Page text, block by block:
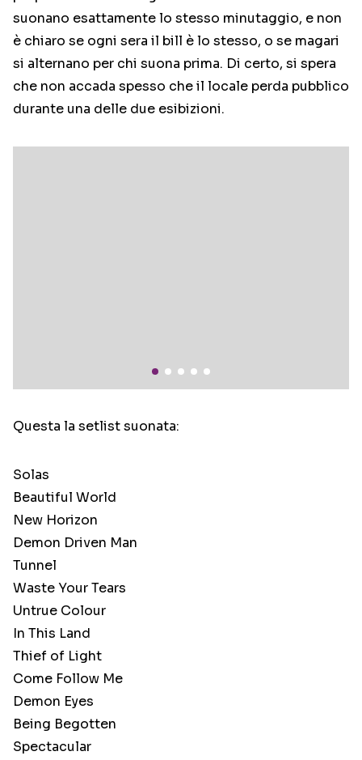
suonano esattamente lo stesso minutaggio, e non
è chiaro se ogni sera il bill è lo stesso, o se magari
si alternano per chi suona prima. Di certo, si spera
che non accada spesso che il locale perda pubblico
durante una delle due esibizioni.
Questa la setlist suonata:
Solas
Beautiful World
New Horizon
Demon Driven Man
Tunnel
Waste Your Tears
Untrue Colour
In This Land
Thief of Light
Come Follow Me
Demon Eyes
Being Begotten
Spectacular